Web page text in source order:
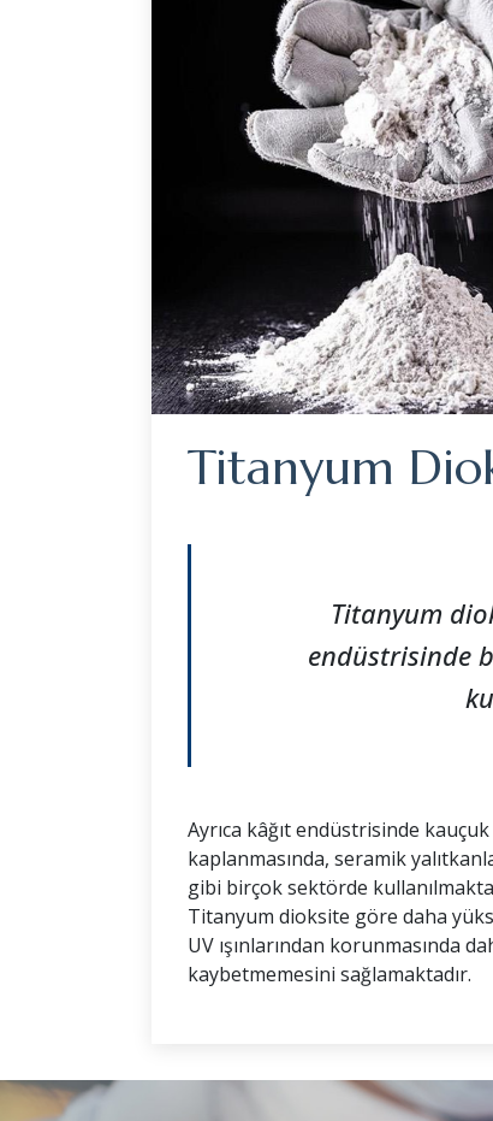
Titanyum
Titanyum
endüstrisinde
Ayrıca kâğıt endüstrisinde
kaplanmasında, seramik
gibi birçok sektörde
Titanyum dioksite göre daha
UV ışınlarından korunmasında
kaybetmemesini sağlamaktadır.